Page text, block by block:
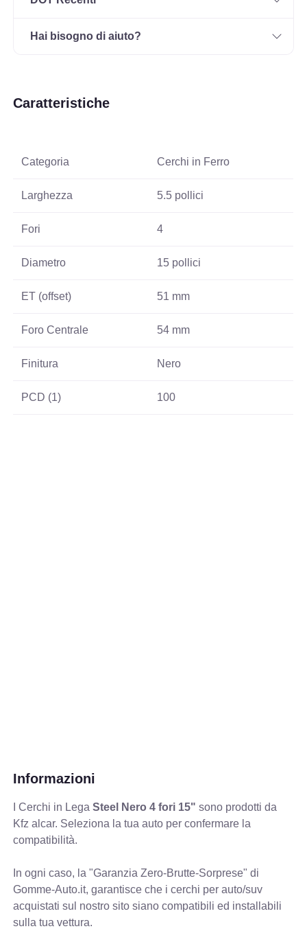
Hai bisogno di aiuto?
Caratteristiche
Categoria Cerchi in Ferro
Larghezza 5.5 pollici
Fori 4
Diametro 15 pollici
ET (offset) 51 mm
Foro Centrale 54 mm
Finitura Nero
PCD (1) 100
Informazioni
I Cerchi in LegaSteel Nero 4 fori 15" sono prodotti da
Kfz alcar. Seleziona la tua auto per confermare la
compatibilità.
In ogni caso, la "Garanzia Zero-Brutte-Sorprese" di
Gomme-Auto.it, garantisce che i cerchi per auto/suv
acquistati sul nostro sito siano compatibili ed installabili
sulla tua vettura.